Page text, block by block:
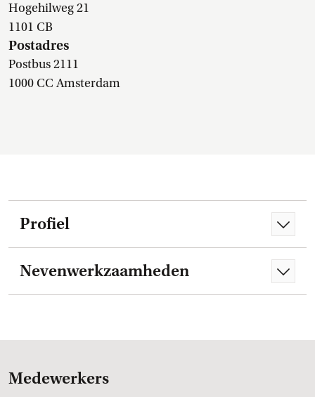
Hogehilweg 21
1101 CB
Postadres
Postbus 2111
1000 CC Amsterdam
Profiel
Nevenwerkzaamheden
Medewerkers